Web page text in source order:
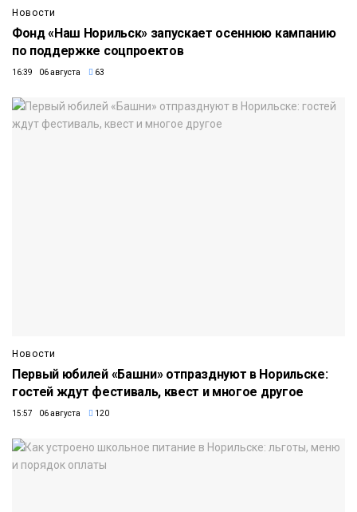
Новости
Фонд «Наш Норильск» запускает осеннюю кампанию
по поддержке соцпроектов
16:39 06 августа 63
Новости
Первый юбилей «Башни» отпразднуют в Норильске:
гостей ждут фестиваль, квест и многое другое
15:57 06 августа 120